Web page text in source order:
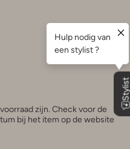
zijn. Check voor de
bij het item op de website